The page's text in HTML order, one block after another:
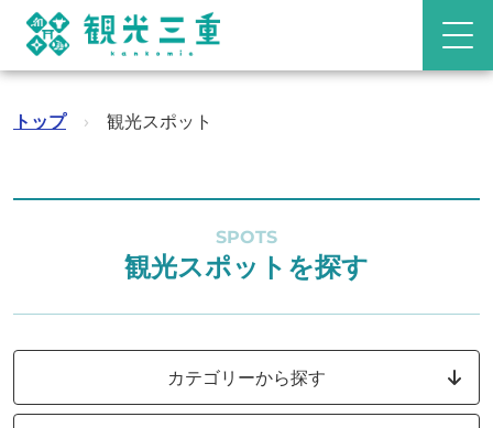
トップ › 観光スポット
SPOTS
観光スポットを探す
カテゴリーから探す